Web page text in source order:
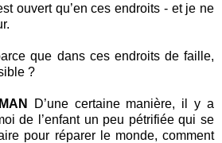
ouvert qu’en ces endroits - et je ne
que dans ces endroits de faille,
?
D’une certaine manière, il y a
de l’enfant un peu pétrifiée qui se
pour réparer le monde, comment